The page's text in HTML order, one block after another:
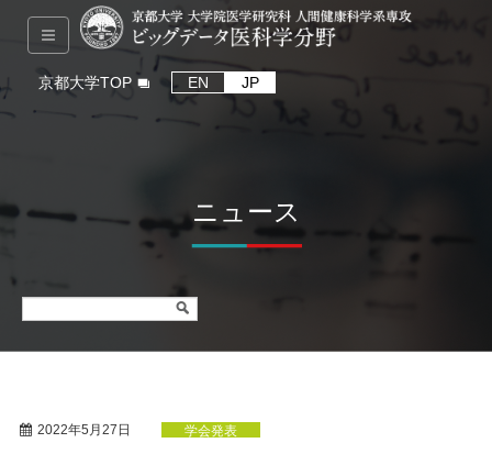
京都大学TOP EN JP
ニュース
2022年5月27日 学会発表